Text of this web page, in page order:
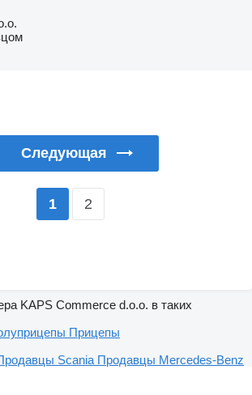
Следующая
1 2
KAPS Commerce d.o.o. в таких
Прицепы
Scania Продавцы Mercedes-Benz